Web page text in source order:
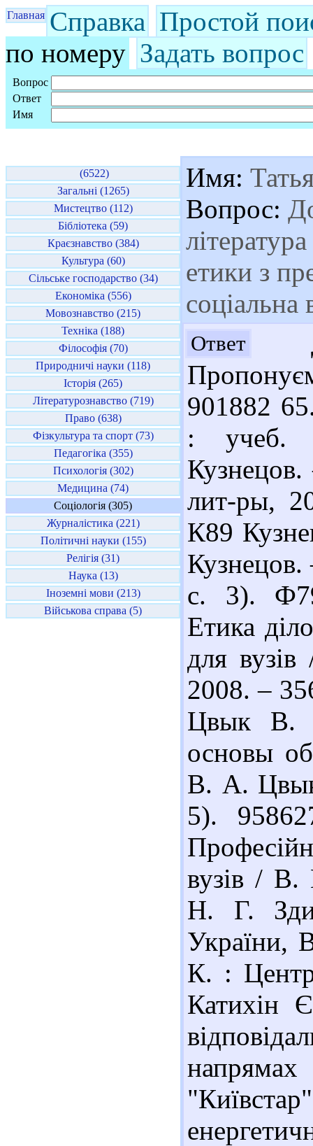
Главная Справка Простой
по номеру Задать вопрос
Вопрос
Ответ
Имя
(6522)
Загальні (1265)
Мистецтво (112)
Бібліотека (59)
Краєзнавство (384)
Культура (60)
Сільське господарство (34)
Економіка (556)
Мовознавство (215)
Техніка (188)
Філософія (70)
Природничі науки (118)
Історія (265)
Літературознавство (719)
Право (638)
Фізкультура та спорт (73)
Педагогіка (355)
Психологія (302)
Медицина (74)
Соціологія (305)
Журналістика (221)
Політичні науки (155)
Релігія (31)
Наука (13)
Іноземні мови (213)
Військова справа (5)
Имя:
Вопрос:
етики з
соціальна
Ответ
901882
: учеб.
лит-ры,
К89
с. 3).
Етика
для
2008. –
Цвык В.
основы
В. А.
5).
вузів /
Н. Г.
України,
К. :
Катихін